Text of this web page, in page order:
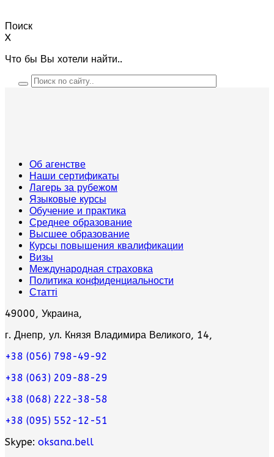
Поиск
X
Что бы Вы хотели найти..
Об агенстве
Наши сертификаты
Лагерь за рубежом
Языковые курсы
Обучение и практика
Среднее образование
Высшее образование
Курсы повышения квалификации
Визы
Международная страховка
Политика конфиденциальности
Статті
49000, Украина,
г. Днепр, ул. Князя Владимира Великого, 14,
+38 (056) 798-49-92
+38 (063) 209-88-29
+38 (068) 222-38-58
+38 (095) 552-12-51
Skype: oksana.bell